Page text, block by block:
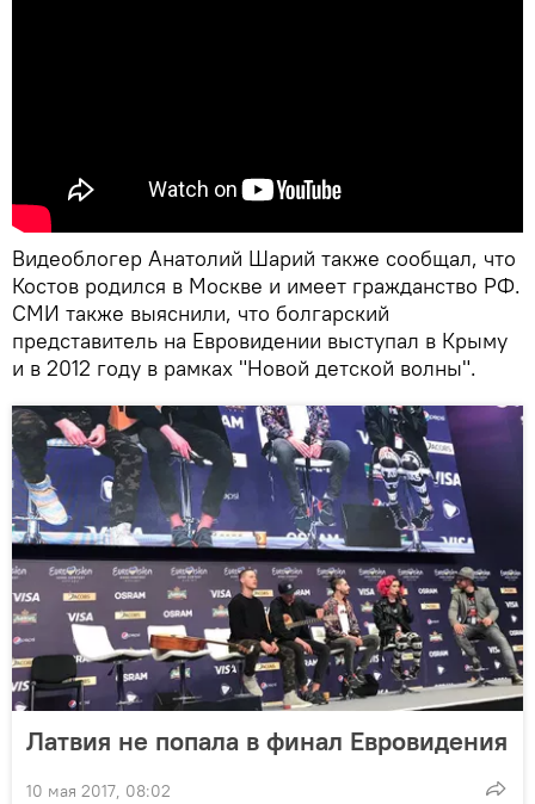
Видеоблогер Анатолий Шарий также сообщал, что
Костов родился в Москве и имеет гражданство РФ.
СМИ также выяснили, что болгарский
представитель на Евровидении выступал в Крыму
и в 2012 году в рамках "Новой детской волны".
Латвия не попала в финал Евровидения
10 мая 2017, 08:02